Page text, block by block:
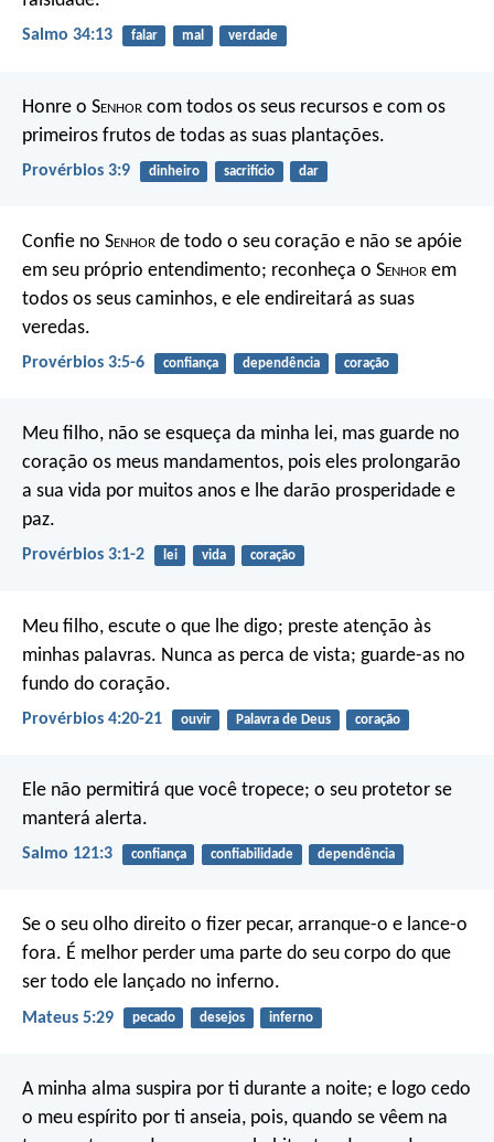
Salmo 34:13 falar mal verdade
Honre o Senhor com todos os seus recursos e com os
primeiros frutos de todas as suas plantações.
Provérbios 3:9 dinheiro sacrifício dar
Confie no Senhor de todo o seu coração e não se apóie
em seu próprio entendimento; reconheça o Senhor em
todos os seus caminhos, e ele endireitará as suas
veredas.
Provérbios 3:5-6 confiança dependência coração
Meu filho, não se esqueça da minha lei, mas guarde no
coração os meus mandamentos, pois eles prolongarão
a sua vida por muitos anos e lhe darão prosperidade e
paz.
Provérbios 3:1-2 lei vida coração
Meu filho, escute o que lhe digo; preste atenção às
minhas palavras. Nunca as perca de vista; guarde-as no
fundo do coração.
Provérbios 4:20-21 ouvir Palavra de Deus coração
Ele não permitirá que você tropece; o seu protetor se
manterá alerta.
Salmo 121:3 confiança confiabilidade dependência
Se o seu olho direito o fizer pecar, arranque-o e lance-o
fora. É melhor perder uma parte do seu corpo do que
ser todo ele lançado no inferno.
Mateus 5:29 pecado desejos inferno
A minha alma suspira por ti durante a noite; e logo cedo
o meu espírito por ti anseia, pois, quando se vêem na